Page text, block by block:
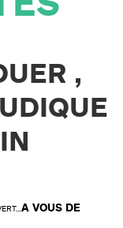
,
A VOUS DE